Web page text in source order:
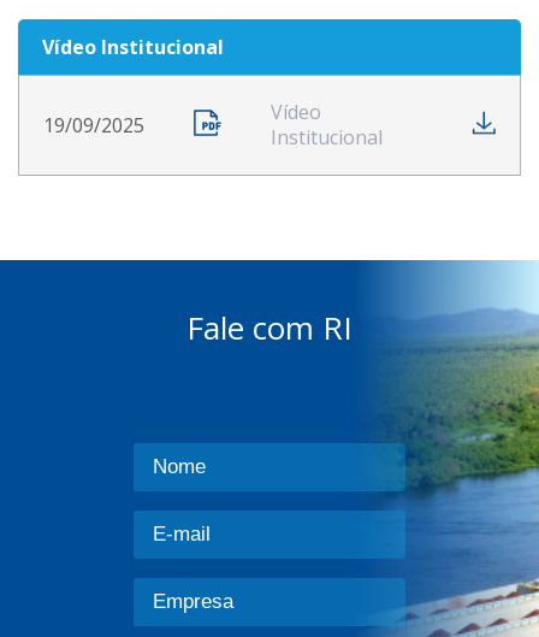
Vídeo Institucional
19/09/2025
Vídeo
Institucional
Fale com RI